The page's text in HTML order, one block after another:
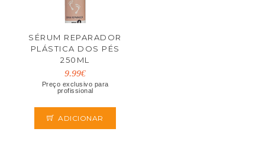
SÉRUM REPARADOR
PLÁSTICA DOS PÉS
250ML
9.99€
Preço exclusivo para
profissional
ADICIONAR